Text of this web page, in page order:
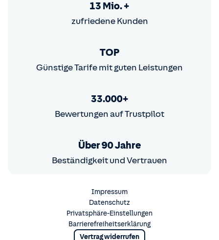
13 Mio. +
zufriedene Kunden
TOP
Günstige Tarife mit guten Leistungen
33.000+
Bewertungen auf Trustpilot
Über 90 Jahre
Beständigkeit und Vertrauen
Impressum
Datenschutz
Privatsphäre-Einstellungen
Barrierefreiheitserklärung
Vertrag widerrufen